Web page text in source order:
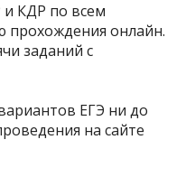
КДР по всем
прохождения онлайн.
заданий с
ЕГЭ ни до
на сайте